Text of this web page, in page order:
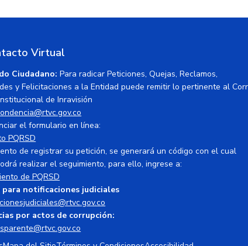
Virtual
Ciudadano: Para radicar Peticiones, Quejas, Reclamos,
y Felicitaciones a la Entidad puede remitir lo pertinente al
de Inravisión
el formulario en línea:
PQRSD
de registrar su petición, se generará un código con el cual
realizar el seguimiento, para ello, ingrese a:
de PQRSD
para notificaciones judiciales
por actos de corrupción: